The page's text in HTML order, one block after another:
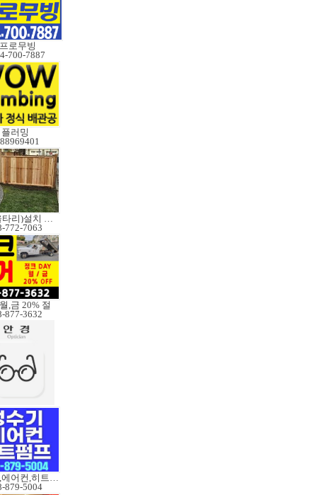
프로무빙
700-7887
플러밍
펜스(울타리)설치 수리
772-7063
,금 20% 절
877-3632
정수기,에어컨,히트펌프
879-5004